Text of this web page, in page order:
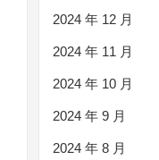
2024 年 12 月
2024 年 11 月
2024 年 10 月
2024 年 9 月
2024 年 8 月